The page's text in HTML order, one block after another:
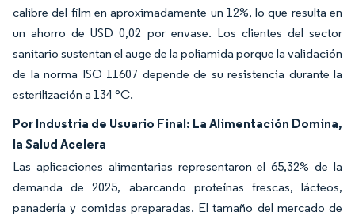
calibre del film en aproximadamente un 12%, lo que resulta en
un ahorro de USD 0,02 por envase. Los clientes del sector
sanitario sustentan el auge de la poliamida porque la validación
de la norma ISO 11607 depende de su resistencia durante la
esterilización a 134 °C.
Por Industria de Usuario Final: La Alimentación Domina,
la Salud Acelera
Las aplicaciones alimentarias representaron el 65,32% de la
demanda de 2025, abarcando proteínas frescas, lácteos,
panadería y comidas preparadas. El tamaño del mercado de